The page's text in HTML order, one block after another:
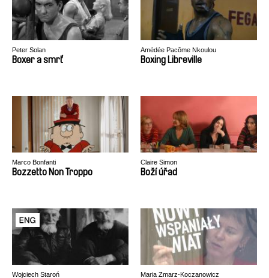
Peter Solan
Boxer a smrť
Amédée Pacôme Nkoulou
Boxing Libreville
Marco Bonfanti
Bozzetto Non Troppo
Claire Simon
Boží úřad
Wojciech Staroń Maria Zmarz-Koczanowicz